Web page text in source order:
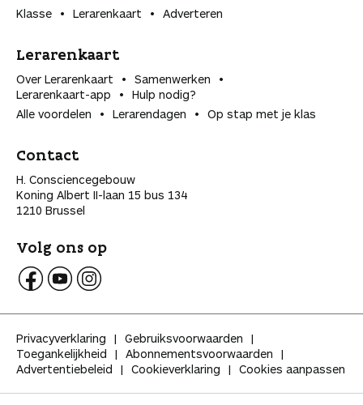
Klasse Lerarenkaart Adverteren
Lerarenkaart
Over Lerarenkaart
Samenwerken
Lerarenkaart-app
Hulp nodig?
Alle voordelen
Lerarendagen Op stap met je klas
Contact
H. Consciencegebouw
Koning Albert II-laan 15 bus 134
1210 Brussel
Volg ons op
o
l
g
K
l
a
o
g
K
a
o
g
K
l
a
Privacyverklaring
Gebruiksvoorwaarden
Toegankelijkheid
Abonnementsvoorwaarden
Advertentiebeleid
Cookieverklaring Cookies aanpassen